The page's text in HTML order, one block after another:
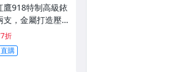
鷹918特制高級銥
支，金屬打造壓
膩鋒毫順滑書
品！ 大紅鷹 91
折
直購